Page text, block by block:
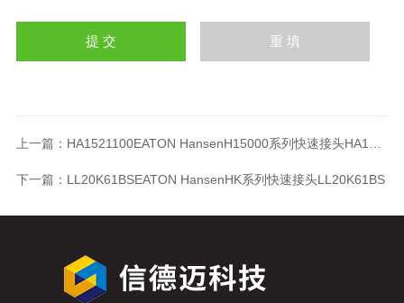
上一篇： HA1521100EATON HansenH15000系列快速接头HA1521100
下一篇： LL20K61BSEATON HansenHK系列快速接头LL20K61BS